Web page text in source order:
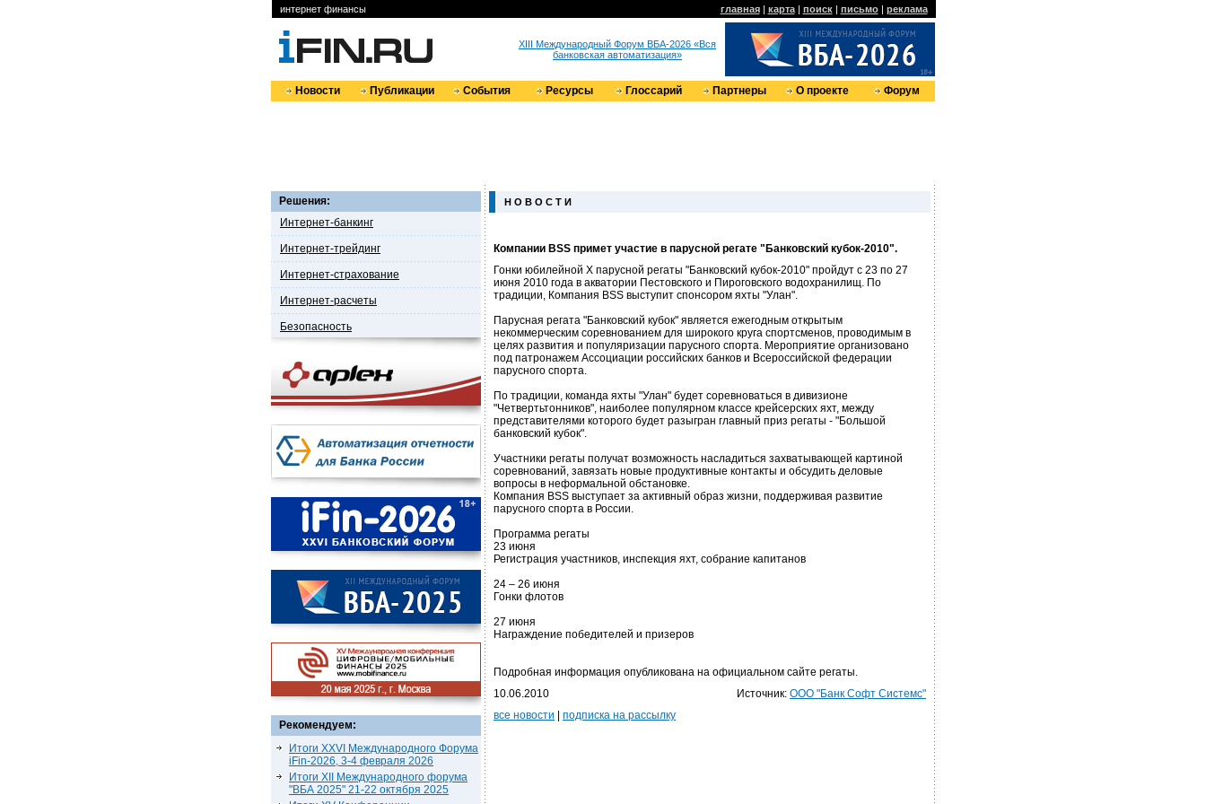
интернет финансы главная| карта| поиск| письмо| реклама
XIII Международный Форум ВБА-2026 «Вся
банковская автоматизация»
Новости Публикации События Ресурсы Глоссарий Партнеры О проекте Форум
Решения:
Интернет-банкинг
Интернет-трейдинг
Интернет-страхование
Интернет-расчеты
Безопасность
Рекомендуем:
Итоги XXVI Международного Форума
iFin-2026, 3-4 февраля 2026
Итоги XII Международного форума
"ВБА 2025" 21-22 октября 2025
Н О В О С Т И
Компании BSS примет участие в парусной регате "Банковский кубок-2010".
Гонки юбилейной Х парусной регаты "Банковский кубок-2010" пройдут с 23 по 27
июня 2010 года в акватории Пестовского и Пироговского водохранилищ. По
традиции, Компания BSS выступит спонсором яхты "Улан".
Парусная регата "Банковский кубок" является ежегодным открытым
некоммерческим соревнованием для широкого круга спортсменов, проводимым в
целях развития и популяризации парусного спорта. Мероприятие организовано
под патронажем Ассоциации российских банков и Всероссийской федерации
парусного спорта.
По традиции, команда яхты "Улан" будет соревноваться в дивизионе
"Четвертьтонников", наиболее популярном классе крейсерских яхт, между
представителями которого будет разыгран главный приз регаты - "Большой
банковский кубок".
Участники регаты получат возможность насладиться захватывающей картиной
соревнований, завязать новые продуктивные контакты и обсудить деловые
вопросы в неформальной обстановке.
Компания BSS выступает за активный образ жизни, поддерживая развитие
парусного спорта в России.
Программа регаты
23 июня
Регистрация участников, инспекция яхт, собрание капитанов
24 – 26 июня
Гонки флотов
27 июня
Награждение победителей и призеров
Подробная информация опубликована на официальном сайте регаты.
10.06.2010
Источник: ООО "Банк Софт Системс"
все новости
подписка на рассылку